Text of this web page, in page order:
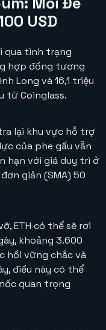
USD
qua tình trạng
hợp đồng tương
Long và 16,1 triệu
từ Coinglass.
lại khu vực hỗ trợ
của phe gấu vẫn
hạn với giá duy trì ở
giản (SMA) 50
ETH có thể sẽ rơi
khoảng 3.600
hồi vững chắc và
điều này có thể
quan trọng